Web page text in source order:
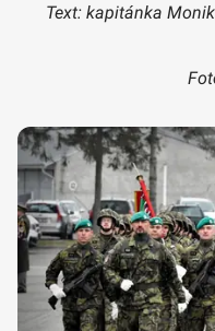
Text: kapitánka